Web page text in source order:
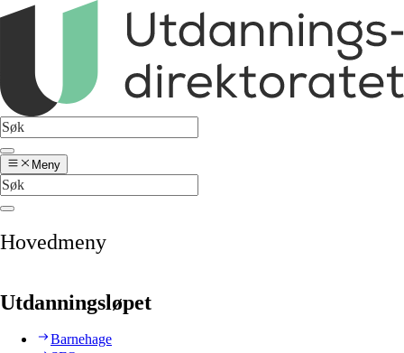
Meny
Hovedmeny
Utdanningsløpet
Barnehage